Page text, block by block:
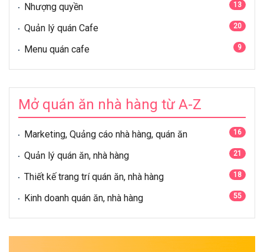
Nhượng quyền 13
Quản lý quán Cafe 20
Menu quán cafe 9
Mở quán ăn nhà hàng từ A-Z
Marketing, Quảng cáo nhà hàng, quán ăn 16
Quản lý quán ăn, nhà hàng 21
Thiết kế trang trí quán ăn, nhà hàng 18
Kinh doanh quán ăn, nhà hàng 55